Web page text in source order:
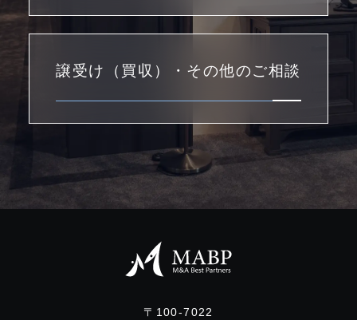
譲受け（買収）・その他のご相談
〒100-7022